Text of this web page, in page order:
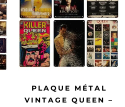
PLAQUE MÉTAL
VINTAGE QUEEN –